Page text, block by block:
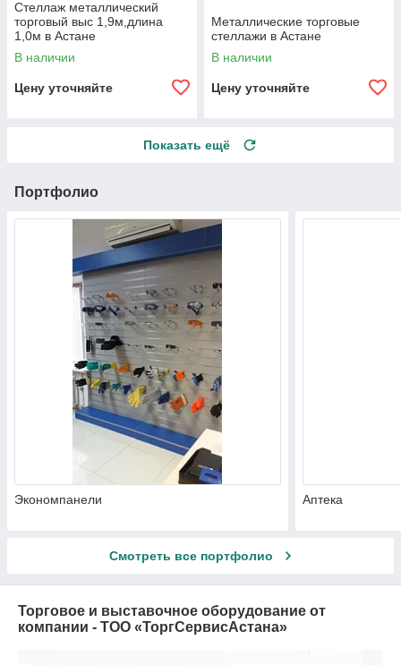
Стеллаж металлический
торговый выс 1,9м,длина
1,0м в Астане
В наличии
Цену уточняйте
Металлические торговые
стеллажи в Астане
В наличии
Цену уточняйте
Показать ещё
Портфолио
Экономпанели Аптека
Смотреть все портфолио
Торговое и выставочное оборудование от
компании - ТОО «ТоргСервисАстана»